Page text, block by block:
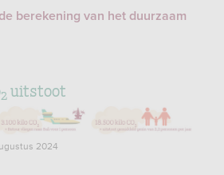
berekening van het duurzaam
2uitstoot
2024